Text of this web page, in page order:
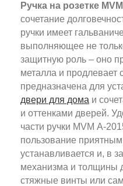
Ручка на розетке
сочетание
ручки имеет
выполняющее не
защитную роль – оно
металла и продлевает
предназначена для
двери для дома и
и оттенками дверей.
части ручки MVM А-
пользование
устанавливается и, в
механизма и толщины
стяжные винты или